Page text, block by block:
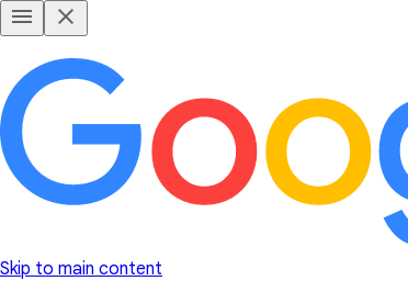
Skip to main content